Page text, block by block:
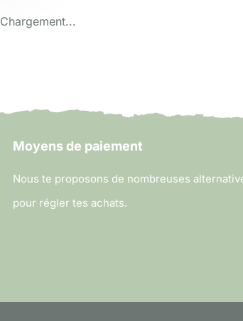
Chargement...
Moyens de paiement
Nous te proposons de nombreuses
pour régler tes achats.